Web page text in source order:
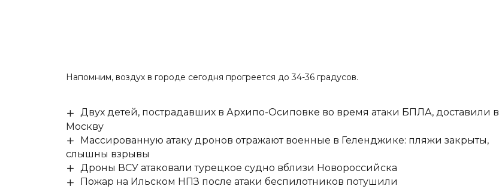
Напомним, воздух в городе сегодня прогреется до 34-36 градусов.
Двух детей, пострадавших в Архипо-Осиповке во время атаки БПЛА, доставили в
Москву
Массированную атаку дронов отражают военные в Геленджике: пляжи закрыты,
слышны взрывы
Дроны ВСУ атаковали турецкое судно вблизи Новороссийска
Пожар на Ильском НПЗ после атаки беспилотников потушили